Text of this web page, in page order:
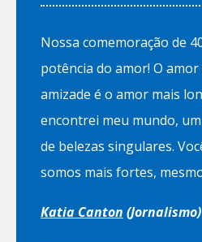
Nossa comemoração de
potência do amor! O
amizade é o amor mais
encontrei meu mundo,
de belezas singulares.
somos mais fortes,
Katia Canton (Jornalismo)